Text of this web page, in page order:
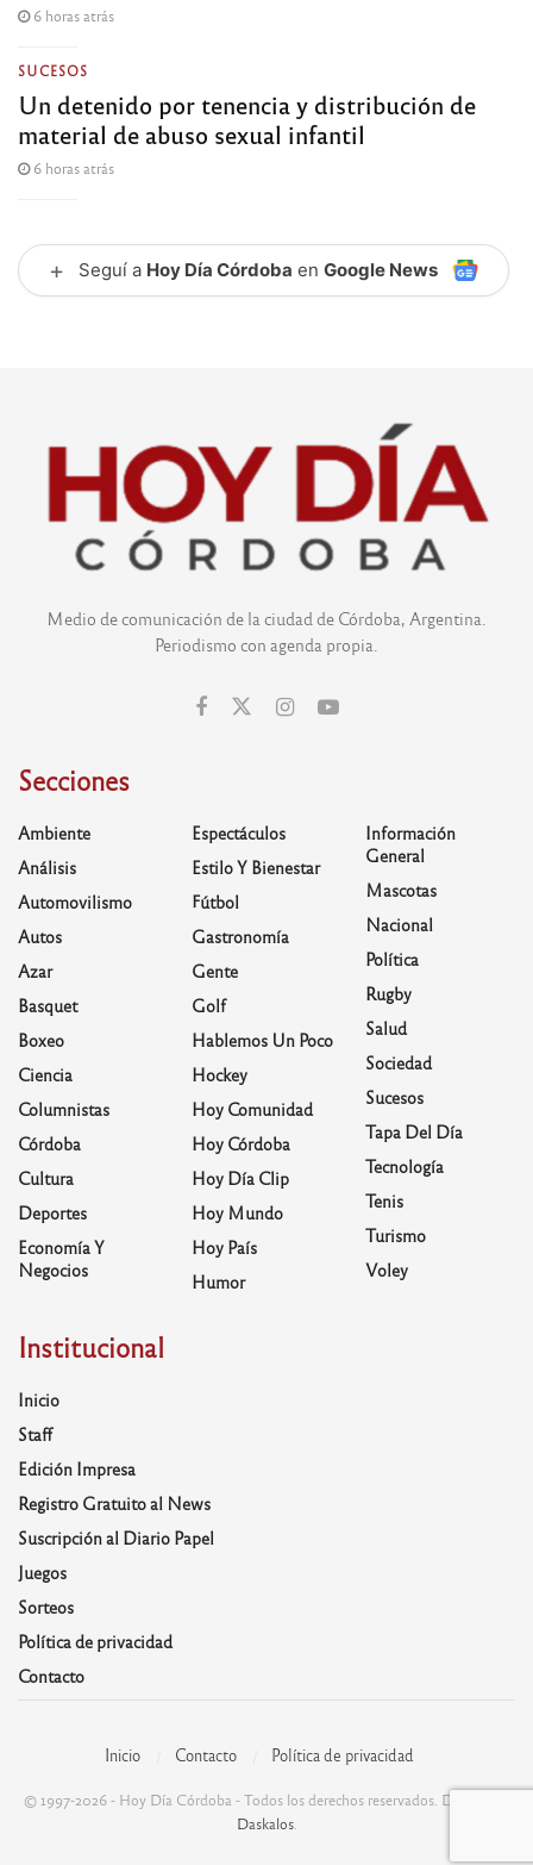
6 horas atrás
SUCESOS
Un detenido por tenencia y distribución de
material de abuso sexual infantil
6 horas atrás
+ Seguí a Hoy Día Córdoba en Google News
Medio de comunicación de la ciudad de Córdoba, Argentina.
Periodismo con agenda propia.
Secciones
Ambiente
Análisis
Automovilismo
Autos
Azar
Basquet
Boxeo
Ciencia
Columnistas
Córdoba
Cultura
Deportes
Economía Y
Negocios
Espectáculos
Estilo Y Bienestar
Fútbol
Gastronomía
Gente
Golf
Hablemos Un Poco
Hockey
Hoy Comunidad
Hoy Córdoba
Hoy Día Clip
Hoy Mundo
Hoy País
Humor
Información
General
Mascotas
Nacional
Política
Rugby
Salud
Sociedad
Sucesos
Tapa Del Día
Tecnología
Tenis
Turismo
Voley
Institucional
Inicio
Staff
Edición Impresa
Registro Gratuito al News
Suscripción al Diario Papel
Juegos
Sorteos
Política de privacidad
Contacto
Inicio Contacto Política de privacidad
© 1997-2026 - Hoy Día Córdoba - Todos los derechos reservados. Desarrolla:
Daskalos.